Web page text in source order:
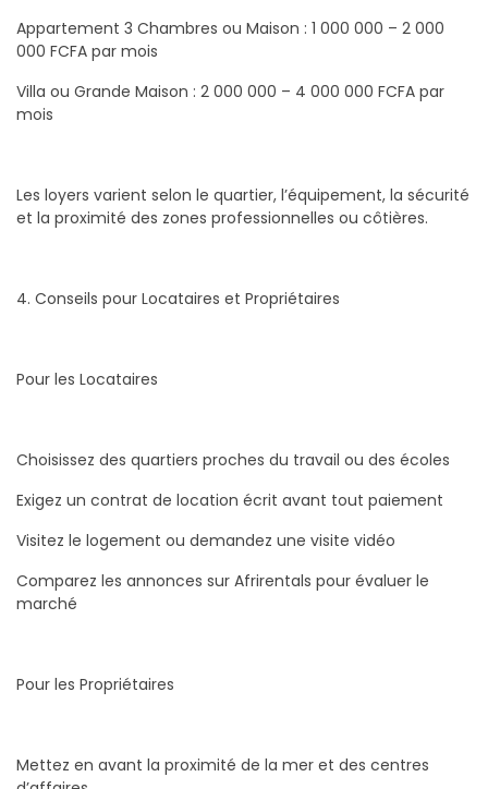
Appartement 3 Chambres ou Maison : 1 000 000 – 2 000
000 FCFA par mois
Villa ou Grande Maison : 2 000 000 – 4 000 000 FCFA par
mois
Les loyers varient selon le quartier, l’équipement, la sécurité
et la proximité des zones professionnelles ou côtières.
4. Conseils pour Locataires et Propriétaires
Pour les Locataires
Choisissez des quartiers proches du travail ou des écoles
Exigez un contrat de location écrit avant tout paiement
Visitez le logement ou demandez une visite vidéo
Comparez les annonces sur Afrirentals pour évaluer le
marché
Pour les Propriétaires
Mettez en avant la proximité de la mer et des centres